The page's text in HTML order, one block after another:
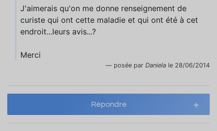
J'aimerais qu'on me donne renseignement de
curiste qui ont cette maladie et qui ont été à cet
endroit...leurs avis...?
Merci
posée par Daniela le 28/06/2014
Répondre